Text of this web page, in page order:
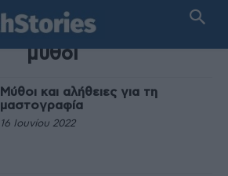
TAG
μύθοι
Μύθοι και αλήθειες για τη
μαστογραφία
16 Ιουνίου 2022